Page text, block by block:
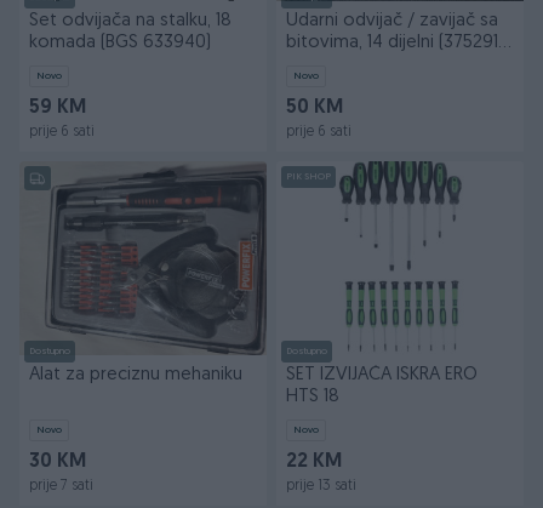
Set odvijača na stalku, 18
komada (BGS 633940)
Novo
59 KM
prije 6 sati
Udarni odvijač / zavijač sa
bitovima, 14 dijelni (375291
Novo
50 KM
prije 6 sati
Dostupno
Alat za preciznu mehaniku
Novo
30 KM
prije 7 sati
PIK SHOP
Dostupno
SET IZVIJAČA ISKRA ERO
HTS 18
Novo
22 KM
prije 13 sati